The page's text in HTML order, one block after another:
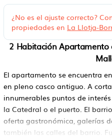
¿No es el ajuste correcto?
propiedades en La Llotja-
2 Habitación Apartamento
El apartamento se encuentra
en pleno casco antiguo. A
innumerables puntos de
la Catedral o el puerto. El
oferta gastronómica, galerías
también las calles del barrio.